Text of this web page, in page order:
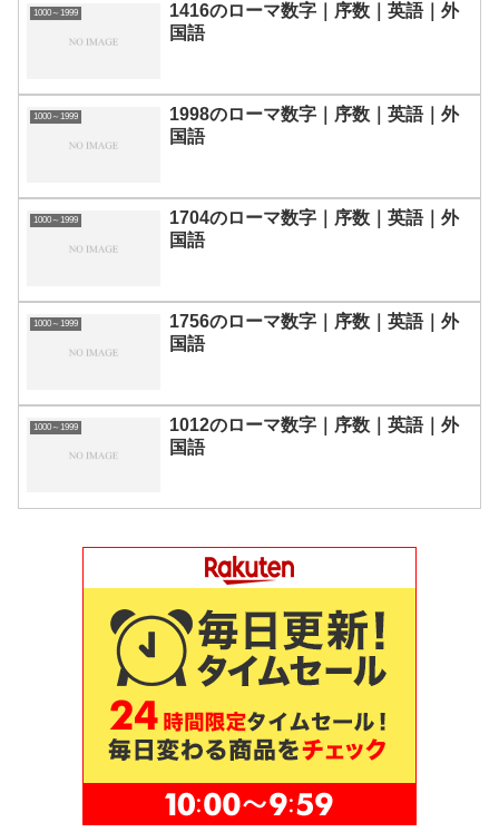
1000～1999
1416のローマ数字｜序数｜英語｜外
国語
1000～1999
1998のローマ数字｜序数｜英語｜外
国語
1000～1999
1704のローマ数字｜序数｜英語｜外
国語
1000～1999
1756のローマ数字｜序数｜英語｜外
国語
1000～1999
1012のローマ数字｜序数｜英語｜外
国語